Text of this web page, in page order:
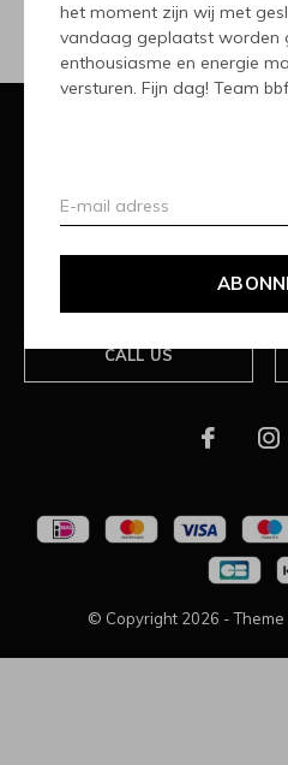
het moment zijn wij met
vandaag geplaatst worden
enthousiasme en energie
versturen. Fijn dag! Team
Categorieën
CALL US
© Copyright 2026 - Theme